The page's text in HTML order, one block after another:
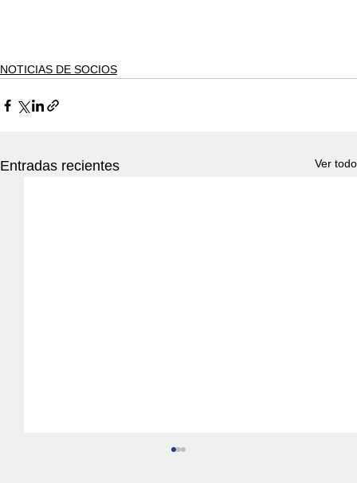
NOTICIAS DE SOCIOS
Entradas recientes Ver todo